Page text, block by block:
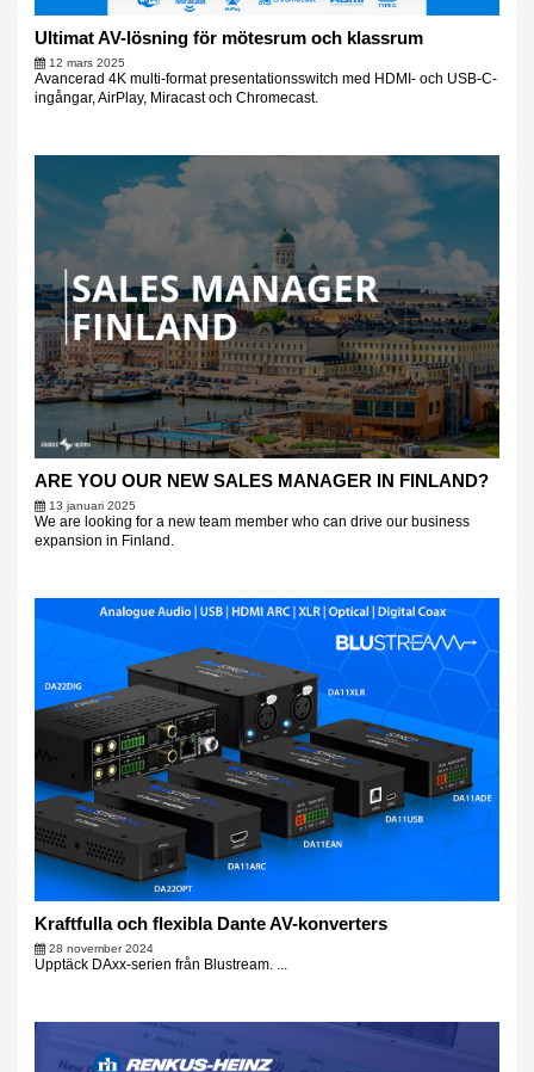
Ultimat AV-lösning för mötesrum och klassrum
12 mars 2025
Avancerad 4K multi-format presentationsswitch med HDMI- och USB-C-
ingångar, AirPlay, Miracast och Chromecast.
ARE YOU OUR NEW SALES MANAGER IN FINLAND?
13 januari 2025
We are looking for a new team member who can drive our business
expansion in Finland.
Kraftfulla och flexibla Dante AV-konverters
28 november 2024
Upptäck DAxx-serien från Blustream. ...